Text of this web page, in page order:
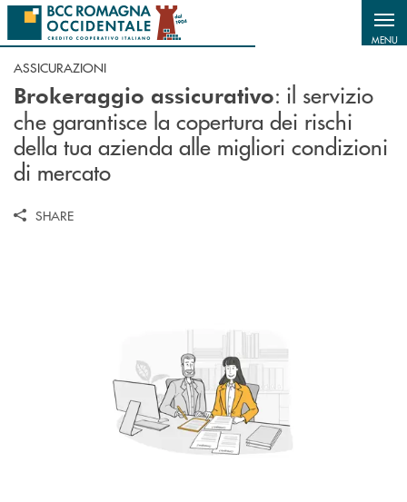
Salta al contenuto principale
MENU
ASSICURAZIONI
Brokeraggio assicurativo: il servizio
che garantisce la copertura dei rischi
della tua azienda alle migliori condizioni
di mercato
SHARE